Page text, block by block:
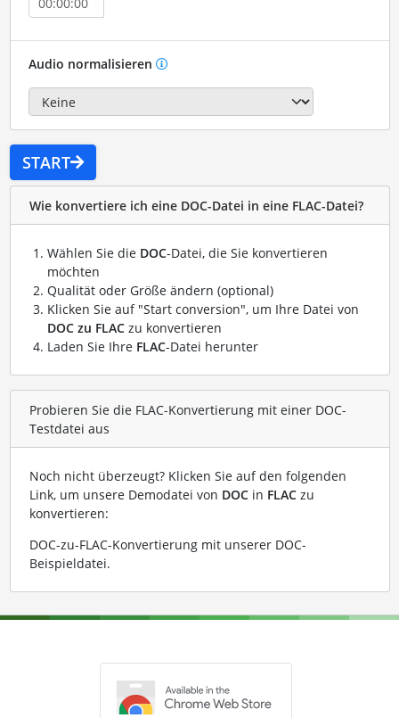
Audio normalisieren
START
Wie konvertiere ich eine DOC-Datei in eine FLAC-Datei?
Wählen Sie die DOC-Datei, die Sie konvertieren
möchten
Qualität oder Größe ändern (optional)
Klicken Sie auf "Start conversion", um Ihre Datei von
DOC zu FLACzu konvertieren
Laden Sie Ihre FLAC-Datei herunter
Probieren Sie die FLAC-Konvertierung mit einer DOC-
Testdatei aus
Noch nicht überzeugt? Klicken Sie auf den folgenden
Link, um unsere Demodatei von DOCin FLACzu
konvertieren:
DOC-zu-FLAC-Konvertierung mit unserer DOC-
Beispieldatei.